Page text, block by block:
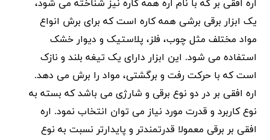
اره افقی بر که با نام اره همه کاره نیز شناخته می شود،
یک ابزار برقی برشی همه کاره است که برای برش انواع
مواد مختلف مثل چوب، فلز، پلاستیک و دیوار خشک
استفاده می شود. این ابزار دارای یک تیغه بلند و نازک
است که با حرکت رفت و برگشتی، مواد را برش می دهد.
اره افقی بر در دو نوع برقی و شارژی می باشد که بسته به
نوع کاربرد و قدرت مورد نیاز می توان انتخاب نمود. اره
افقی بر برقی معمولا قدرتمندتر و پایدارتر نسبت به نوع